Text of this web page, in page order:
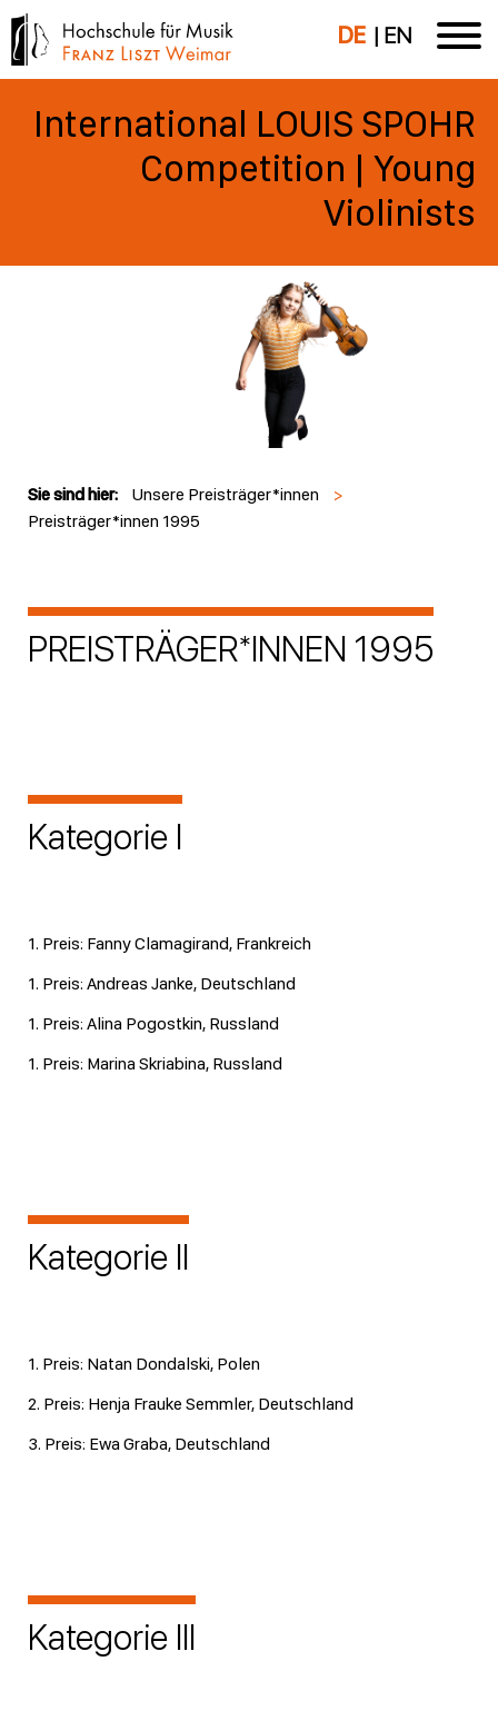
DE EN
International LOUIS SPOHR
Competition | Young
Violinists
Sie sind hier: Unsere Preisträger*innen
>
Preisträger*innen 1995
PREISTRÄGER*INNEN 1995
Kategorie I
1. Preis: Fanny Clamagirand, Frankreich
1. Preis: Andreas Janke, Deutschland
1. Preis: Alina Pogostkin, Russland
1. Preis: Marina Skriabina, Russland
Kategorie II
1. Preis: Natan Dondalski, Polen
2. Preis: Henja Frauke Semmler, Deutschland
3. Preis: Ewa Graba, Deutschland
Kategorie III